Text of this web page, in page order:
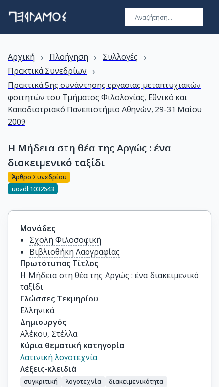
Αρχική › Πλοήγηση › Συλλογές ›
Πρακτικά Συνεδρίων ›
Πρακτικά 5ης συνάντησης εργασίας μεταπτυχιακών
φοιτητών του Τμήματος Φιλολογίας, Εθνικό και
Καποδιστριακό Πανεπιστήμιο Αθηνών, 29-31 Μαΐου
2009
Η Μήδεια στη θέα της Αργώς : ένα
διακειμενικό ταξίδι
Άρθρο Συνεδρίου
uoadl:1032643
Μονάδες
Σχολή Φιλοσοφική
Βιβλιοθήκη Λαογραφίας
Πρωτότυπος Τίτλος
Η Μήδεια στη θέα της Αργώς : ένα διακειμενικό
ταξίδι
Γλώσσες Τεκμηρίου
Ελληνικά
Δημιουργός
Αλέκου, Στέλλα
Κύρια θεματική κατηγορία
Λατινική λογοτεχνία
Λέξεις-κλειδιά
συγκριτική λογοτεχνία διακειμενικότητα